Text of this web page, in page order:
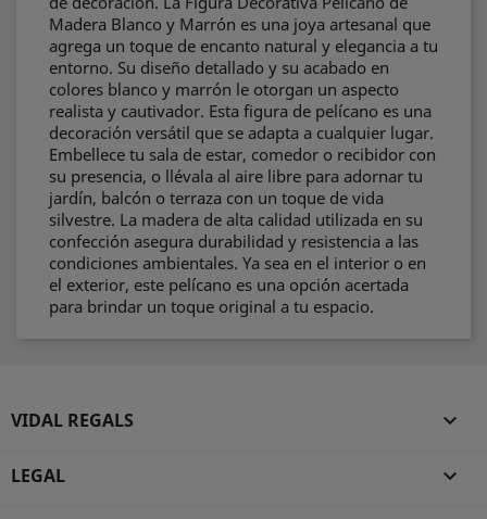
Madera Blanco y Marrón es una joya artesanal que
agrega un toque de encanto natural y elegancia a tu
entorno. Su diseño detallado y su acabado en
colores blanco y marrón le otorgan un aspecto
realista y cautivador. Esta figura de pelícano es una
decoración versátil que se adapta a cualquier lugar.
Embellece tu sala de estar, comedor o recibidor con
su presencia, o llévala al aire libre para adornar tu
jardín, balcón o terraza con un toque de vida
silvestre. La madera de alta calidad utilizada en su
confección asegura durabilidad y resistencia a las
condiciones ambientales. Ya sea en el interior o en
el exterior, este pelícano es una opción acertada
para brindar un toque original a tu espacio.
VIDAL REGALS 
LEGAL 